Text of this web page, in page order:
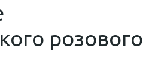
розового